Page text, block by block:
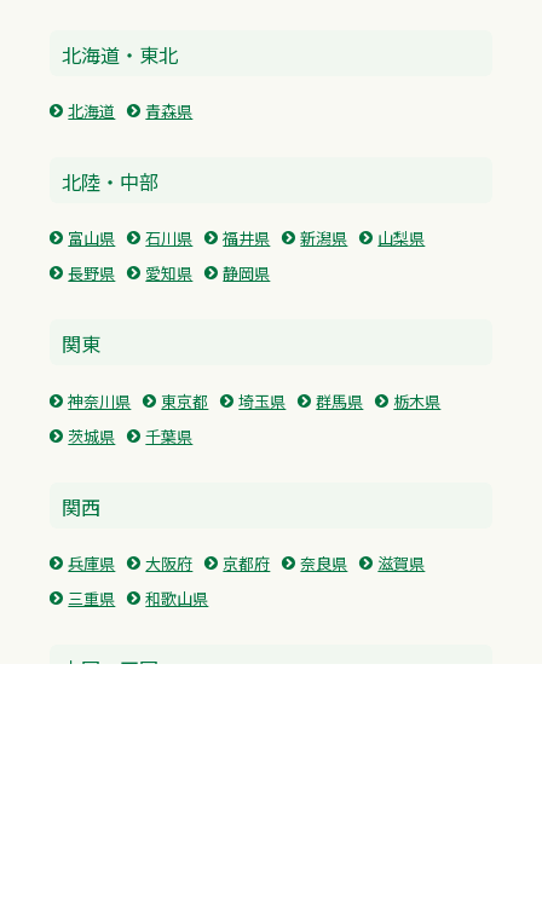
北海道・東北
北海道 青森県
北陸・中部
富山県 石川県 福井県 新潟県
山梨県
長野県
愛知県 静岡県
関東
神奈川県 東京都 埼玉県 群馬県
栃木県
茨城県
千葉県
関西
兵庫県 大阪府 京都府 奈良県
滋賀県
三重県
和歌山県
中国・四国